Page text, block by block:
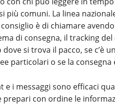
più comuni. La linea
è di chiamare
di consegna, il tracking
dove si trova il pacco, se c’è
particolari o se la
e i messaggi sono efficaci
prepari con ordine le